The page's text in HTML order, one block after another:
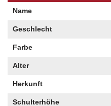
Name
Geschlecht
Farbe
Alter
Herkunft
Schulterhöhe